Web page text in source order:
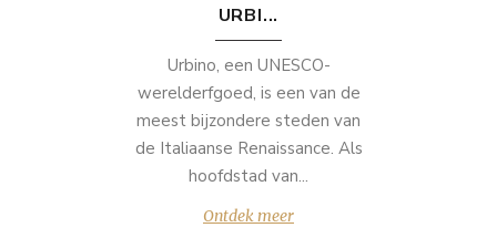
URBI...
Urbino, een UNESCO-
werelderfgoed, is een van de
meest bijzondere steden van
de Italiaanse Renaissance. Als
hoofdstad van...
Ontdek meer